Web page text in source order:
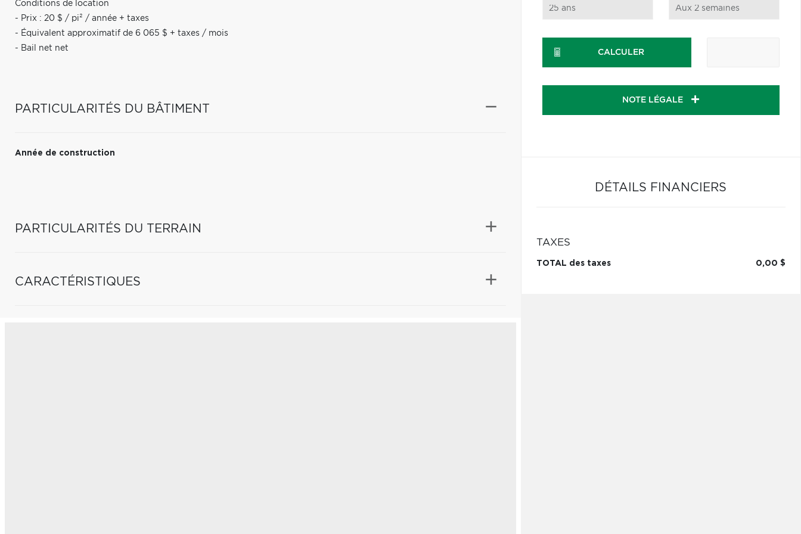
Conditions de location
- Prix : 20 $ / pi² / année + taxes
- Équivalent approximatif de 6 065 $ + taxes / mois
- Bail net net
PARTICULARITÉS DU BÂTIMENT
Année de construction
PARTICULARITÉS DU TERRAIN
CARACTÉRISTIQUES
CALCULER
NOTE LÉGALE
DÉTAILS FINANCIERS
TAXES
TOTAL des taxes 0,00 $